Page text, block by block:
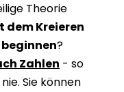
Theorie
dem Kreieren
n?
Zahlen - so
Sie können